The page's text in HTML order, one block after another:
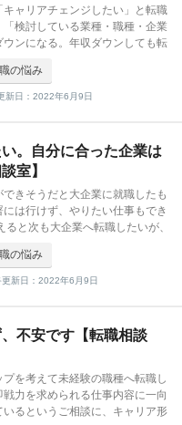
キャリアチェンジしたい」と転職
検討している業種・職種・企業
ンになる。年収ダウンしても転
な視点
の悩み
新日：2022年6月9日
。自分に合った企業は
室】
できそうだと大企業に就職したも
は行けず、やりたい仕事もでき
と次も大企業へ転職したいが、
のプ
の悩み
更新日：2022年6月9日
不安です【転職相談
を考えて未経験の職種へ転職し
力を求められる仕事内容に一向
るというご相談に、キャリア形